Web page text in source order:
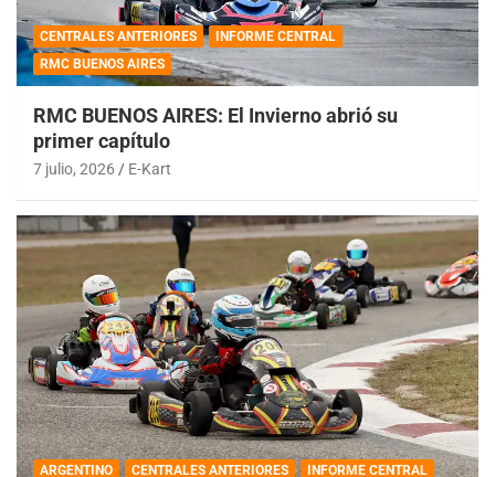
CENTRALES ANTERIORES
INFORME CENTRAL
RMC BUENOS AIRES
RMC BUENOS AIRES: El Invierno abrió su
primer capítulo
7 julio, 2026 E-Kart
ARGENTINO CENTRALES ANTERIORES INFORME CENTRAL